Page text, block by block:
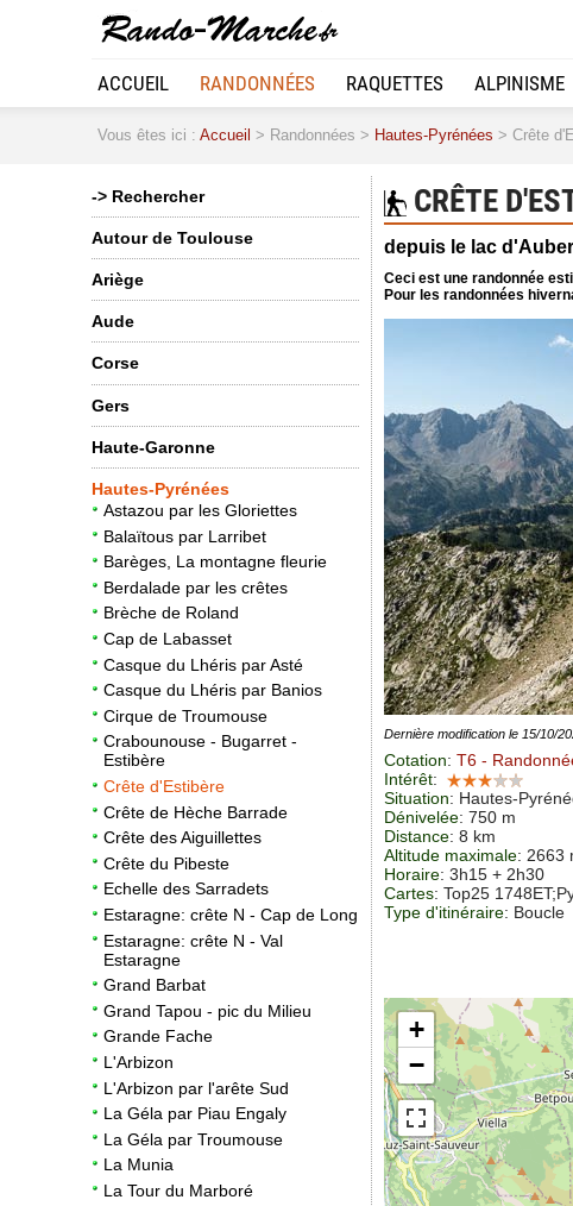
ACCUEIL RANDONNÉES RAQUETTES ALPINISME
Vous êtes ici : Accueil > Randonnées > Hautes-Pyrénées > Crête
-> Rechercher
Autour de Toulouse
Ariège
Aude
Corse
Gers
Haute-Garonne
Hautes-Pyrénées
Astazou par les Gloriettes
Balaïtous par Larribet
Barèges, La montagne fleurie
Berdalade par les crêtes
Brèche de Roland
Cap de Labasset
Casque du Lhéris par Asté
Casque du Lhéris par Banios
Cirque de Troumouse
Crabounouse - Bugarret -
Estibère
Crête d'Estibère
Crête de Hèche Barrade
Crête des Aiguillettes
Crête du Pibeste
Echelle des Sarradets
Estaragne: crête N - Cap de Long
Estaragne: crête N - Val
Estaragne
Grand Barbat
Grand Tapou - pic du Milieu
Grande Fache
L'Arbizon
L'Arbizon par l'arête Sud
La Géla par Piau Engaly
La Géla par Troumouse
La Munia
La Tour du Marboré
CRÊTE
depuis le lac
Ceci est une randonnée
Pour les randonnées
Dernière modification le 15/10/
Cotation: T6 -
Intérêt:
Situation: Hautes-
Dénivelée: 750 m
Distance: 8 km
Altitude maximale: 2663
Horaire: 3h15 + 2h30
Cartes: Top25 1748ET
Type d'itinéraire: Boucle
+
−